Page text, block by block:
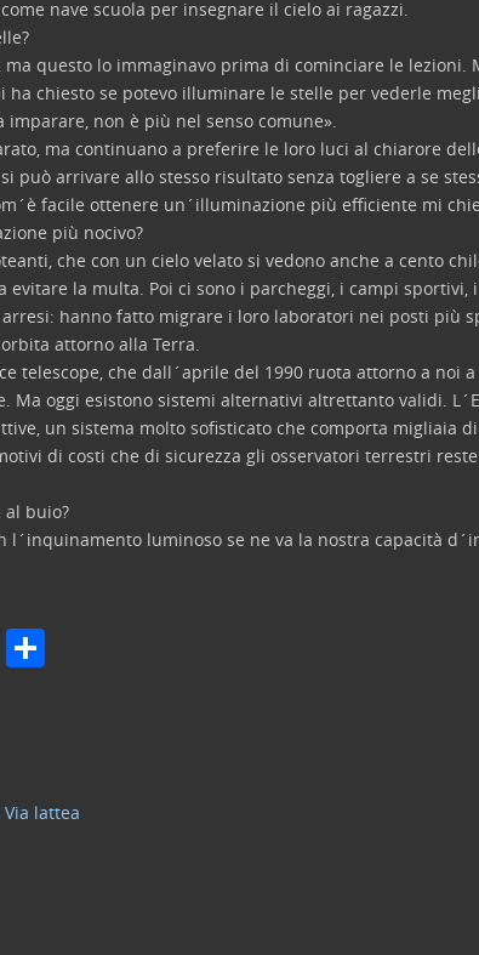
nave scuola per insegnare il cielo ai ragazzi.
ma questo lo immaginavo prima di cominciare le
chiesto se potevo illuminare le stelle per vederle
non è più nel senso comune».
ma continuano a preferire le loro luci al chiarore
può arrivare allo stesso risultato senza togliere a se
facile ottenere un´illuminazione più efficiente mi
più nocivo?
che con un cielo velato si vedono anche a cento
evitare la multa. Poi ci sono i parcheggi, i campi
hanno fatto migrare i loro laboratori nei posti più
attorno alla Terra.
telescope, che dall´aprile del 1990 ruota attorno a
Ma oggi esistono sistemi alternativi altrettanto validi.
un sistema molto sofisticato che comporta migliaia
di costi che di sicurezza gli osservatori terrestri
al buio?
l´inquinamento luminoso se ne va la nostra capacità
E
vi
lattea